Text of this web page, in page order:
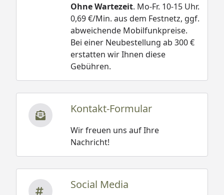
Ohne Wartezeit. Mo-Fr. 10-15 Uhr.
0,69 €/Min. aus dem Festnetz, ggf.
abweichende Mobilfunkpreise.
Bei einer Neubestellung ab 300 €
erstatten wir Ihnen diese
Gebühren.
Kontakt-Formular
Wir freuen uns auf Ihre
Nachricht!
Social Media